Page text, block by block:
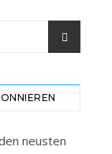
neusten